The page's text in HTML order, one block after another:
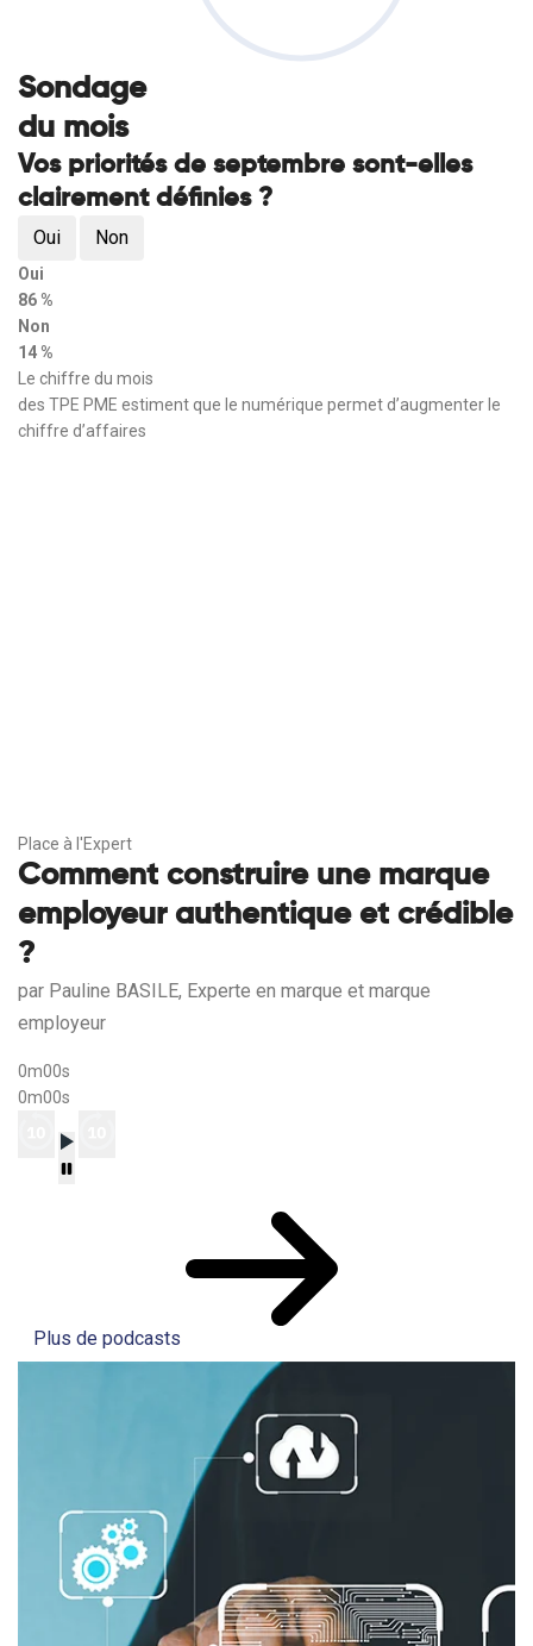
Sondage
du mois
Vos priorités de septembre sont-elles
clairement définies ?
Oui Non
Oui
86 %
Non
14 %
Le chiffre du mois
des TPE PME estiment que le numérique permet d’augmenter le
chiffre d’affaires
Place à l'Expert
Comment construire une marque
employeur authentique et crédible
?
par Pauline BASILE, Experte en marque et marque
employeur
0m00s
0m00s
Plus de podcasts